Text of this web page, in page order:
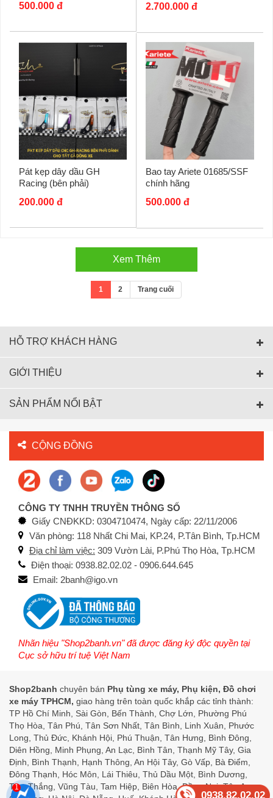
500.000 đ
2.700.000 đ
Pát kẹp dây dầu GH
Racing (bên phải)
200.000 đ
Bao tay Ariete 01685/SSF
chính hãng
500.000 đ
Xem Thêm
1 2 Trang cuối
HỖ TRỢ KHÁCH HÀNG
GIỚI THIỆU
SẢN PHẨM NỔI BẬT
CỘNG ĐỒNG
CÔNG TY TNHH TRUYỀN THÔNG SỐ
Giấy CNĐKKD: 0304710474, Ngày cấp: 22/11/2006
Văn phòng: 118 Nhất Chi Mai, KP.24, P.Tân Bình, Tp.HCM
Địa chỉ làm việc: 309 Vườn Lài, P.Phú Thọ Hòa, Tp.HCM
Điện thoại: 0938.82.02.02 - 0906.644.645
Email: 2banh@igo.vn
Nhãn hiệu "Shop2banh.vn" đã được đăng ký độc quyền tại
Cục sở hữu trí tuệ Việt Nam
Shop2banh chuyên bán Phụ tùng xe máy, Phụ kiện, Đồ chơi
xe máy TPHCM, giao hàng trên toàn quốc khắp các tỉnh thành:
TP Hồ Chí Minh, Sài Gòn, Bến Thành, Chợ Lớn, Phường Phú
Thọ Hòa, Tân Phú, Tân Sơn Nhất, Tân Bình, Linh Xuân, Phước
Long, Thủ Đức, Khánh Hội, Phú Thuận, Tân Hưng, Bình Đông,
Diên Hồng, Minh Phụng, An Lạc, Bình Tân, Thạnh Mỹ Tây, Gia
Định, Bình Thạnh, Hạnh Thông, An Hội Tây, Gò Vấp, Bà Điểm,
Đông Thạnh, Hóc Môn, Lái Thiêu, Thủ Dầu Một, Bình Dương,
Tam Thắng, Vũng Tàu, Tam Hiệp, Biên Hòa, Đồng Nai, Tân An,
0938.82.02.02
1